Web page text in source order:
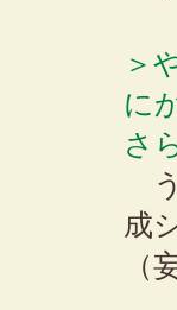
＞
に
さ
成
（